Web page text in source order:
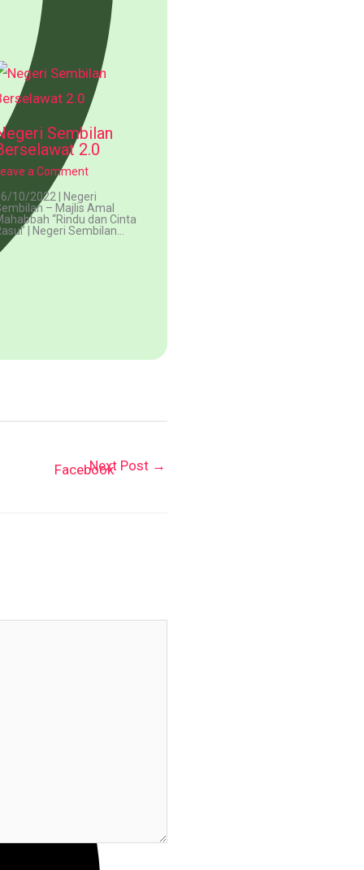
Facebook
Sembilan
2.0
a Comment
10/2022 | Negeri
– Majlis Amal
“Rindu dan Cinta
| Negeri Sembilan…
Next Post →